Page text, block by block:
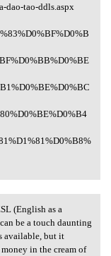
dao-tao-ddls.aspx
ESL
(English as a
be a touch daunting
available, but it
in the cream of